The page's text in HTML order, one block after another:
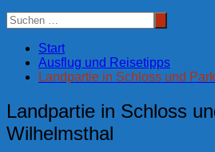
Start
Ausflug und Reisetipps
Landpartie in Schloss und
Landpartie in Schloss
Wilhelmsthal